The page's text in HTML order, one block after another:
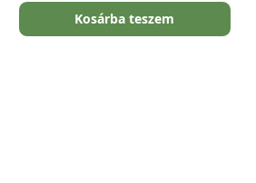
Kosárba teszem